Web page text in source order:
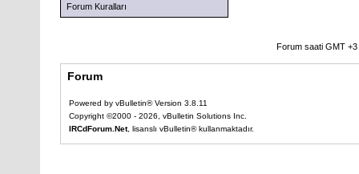
Forum Kuralları
Forum saati GMT
Forum
Powered by vBulletin® Version 3.8.11
Copyright ©2000 - 2026, vBulletin Solutions Inc.
IRCdForum.Net, lisanslı vBulletin® kullanmaktadır.